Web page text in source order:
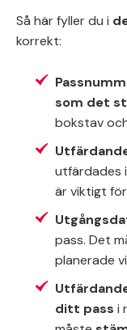
Så här fyller du i
korrekt:
som det
bokstav
utfärdades i
är viktigt
pass. Det
planerade
ditt pass i